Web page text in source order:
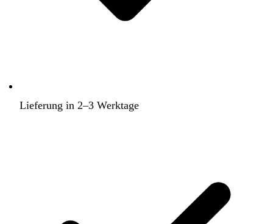
Lieferung in 2–3 Werktage